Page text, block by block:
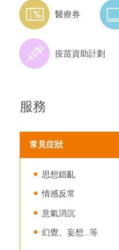
醫療券
疫苗資助計劃
服務
常見症狀
思想錯亂
情感反常
意氣消沉
幻覺、妄想…等